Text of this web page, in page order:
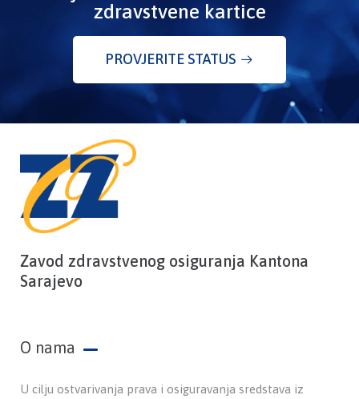
zdravstvene kartice
PROVJERITE STATUS
Zavod zdravstvenog osiguranja Kantona
Sarajevo
O nama
U cilju ostvarivanja prava i osiguravanja sredstava iz